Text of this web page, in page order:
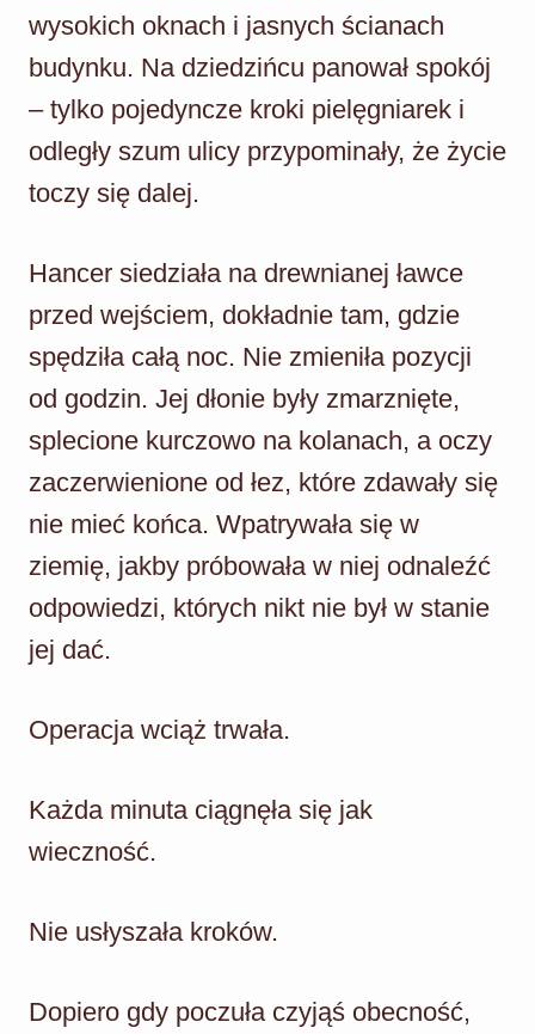
wysokich oknach i jasnych ścianach
budynku. Na dziedzińcu panował spokój
– tylko pojedyncze kroki pielęgniarek i
odległy szum ulicy przypominały, że życie
toczy się dalej.
Hancer siedziała na drewnianej ławce
przed wejściem, dokładnie tam, gdzie
spędziła całą noc. Nie zmieniła pozycji
od godzin. Jej dłonie były zmarznięte,
splecione kurczowo na kolanach, a oczy
zaczerwienione od łez, które zdawały się
nie mieć końca. Wpatrywała się w
ziemię, jakby próbowała w niej odnaleźć
odpowiedzi, których nikt nie był w stanie
jej dać.
Operacja wciąż trwała.
Każda minuta ciągnęła się jak
wieczność.
Nie usłyszała kroków.
Dopiero gdy poczuła czyjąś obecność,